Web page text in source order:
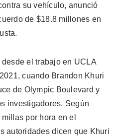
su vehículo, anunció
de $18.8 millones en
el trabajo en UCLA
cuando Brandon Khuri
de Olympic Boulevard y
investigadores. Según
por hora en el
autoridades dicen que Khuri